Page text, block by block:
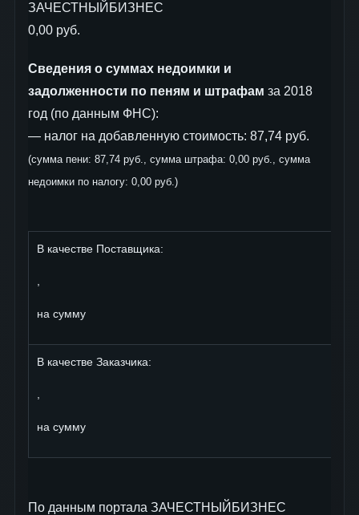
ЗАЧЕСТНЫЙБИЗНЕС
0,00 руб.
Сведения о суммах недоимки и
задолженности по пеням и штрафам за 2018
год (по данным ФНС):
— налог на добавленную стоимость: 87,74 руб.
(сумма пени: 87,74 руб., сумма штрафа: 0,00 руб., сумма
недоимки по налогу: 0,00 руб.)
В качестве Поставщика:
,
на сумму
В качестве Заказчика:
,
на сумму
По данным портала ЗАЧЕСТНЫЙБИЗНЕС